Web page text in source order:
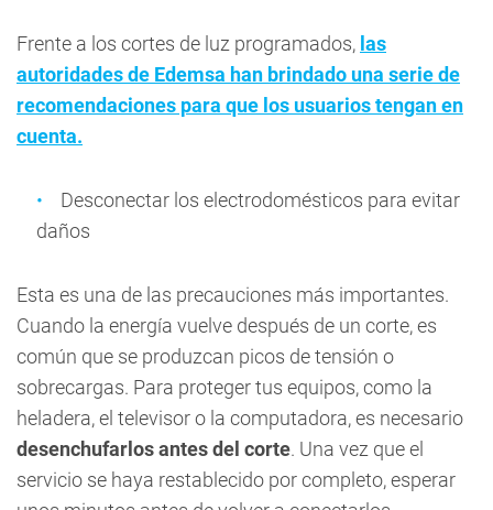
Frente a los cortes de luz programados, las
autoridades de Edemsa han brindado una serie de
recomendaciones para que los usuarios tengan en
cuenta.
Desconectar los electrodomésticos para evitar
daños
Esta es una de las precauciones más importantes.
Cuando la energía vuelve después de un corte, es
común que se produzcan picos de tensión o
sobrecargas. Para proteger tus equipos, como la
heladera, el televisor o la computadora, es necesario
desenchufarlos antes del corte. Una vez que el
servicio se haya restablecido por completo, esperar